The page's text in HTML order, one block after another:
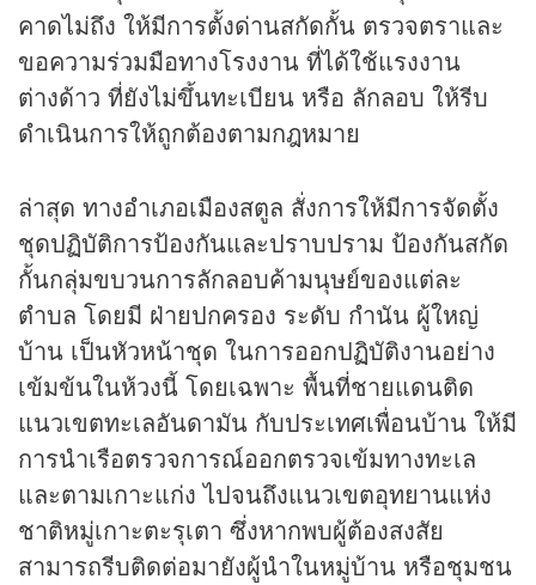
คาดไม่ถึง ให้มีการตั้งด่านสกัดกั้น ตรวจตราและ
ขอความร่วมมือทางโรงงาน ที่ได้ใช้แรงงาน
ต่างด้าว ที่ยังไม่ขึ้นทะเบียน หรือ ลักลอบ ให้รีบ
ดำเนินการให้ถูกต้องตามกฎหมาย
ล่าสุด ทางอำเภอเมืองสตูล สั่งการให้มีการจัดตั้ง
ชุดปฏิบัติการป้องกันและปราบปราม ป้องกันสกัด
กั้นกลุ่มขบวนการลักลอบค้ามนุษย์ของแต่ละ
ตำบล โดยมี ฝ่ายปกครอง ระดับ กำนัน ผู้ใหญ่
บ้าน เป็นหัวหน้าชุด ในการออกปฏิบัติงานอย่าง
เข้มข้นในห้วงนี้ โดยเฉพาะ พื้นที่ชายแดนติด
แนวเขตทะเลอันดามัน กับประเทศเพื่อนบ้าน ให้มี
การนำเรือตรวจการณ์ออกตรวจเข้มทางทะเล
และตามเกาะแก่ง ไปจนถึงแนวเขตอุทยานแห่ง
ชาติหมู่เกาะตะรุเตา ซึ่งหากพบผู้ต้องสงสัย
สามารถรีบติดต่อมายังผู้นำในหมู่บ้าน หรือชุมชน